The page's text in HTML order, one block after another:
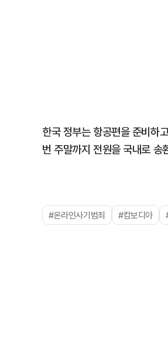
한국 정부는 항공편을 준비하
번 주말까지 전원을 국내로 송
#온라인사기범죄 #캄보디아